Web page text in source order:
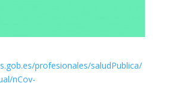
profesionales/saludPublica/
nCov-